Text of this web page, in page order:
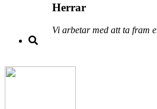
Herrar
Vi arbetar med att ta fram